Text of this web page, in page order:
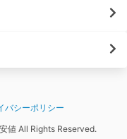
バシーポリシー
値 All Rights Reserved.